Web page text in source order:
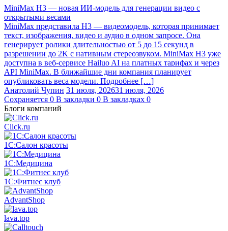
MiniMax H3 — новая ИИ-модель для генерации видео с
открытыми весами
MiniMax представила H3 — видеомодель, которая принимает
текст, изображения, видео и аудио в одном запросе. Она
генерирует ролики длительностью от 5 до 15 секунд в
разрешении до 2K с нативным стереозвуком. MiniMax H3 уже
доступна в веб-сервисе Hailuo AI на платных тарифах и через
API MiniMax. В ближайшие дни компания планирует
опубликовать веса модели. Подробнее […]
Анатолий Чупин 31 июля, 202631 июля, 2026
Сохраняется 0 В закладки 0 В закладках 0
Блоги компаний
Click.ru
1С:Салон красоты
1С:Медицина
1С:Фитнес клуб
AdvantShop
lava.top